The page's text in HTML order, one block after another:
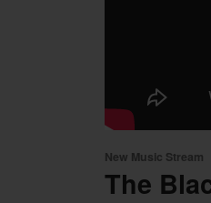
New Music Stream
The